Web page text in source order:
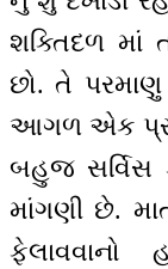
શક્તિદળ માં
છો. તે
આગળ એક
બહુજ સર્વિસ
માંગણી છે.